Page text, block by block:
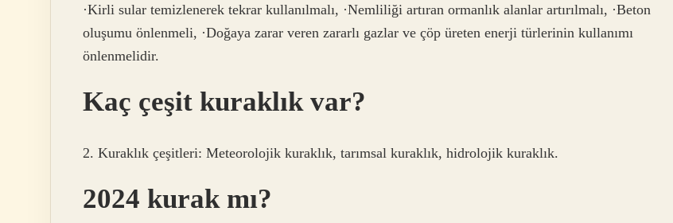
·Kirli sular temizlenerek tekrar kullanılmalı, ·Nemliliği artıran ormanlık alanlar artırılmalı, ·Beton
oluşumu önlenmeli, ·Doğaya zarar veren zararlı gazlar ve çöp üreten enerji türlerinin kullanımı
önlenmelidir.
Kaç çeşit kuraklık var?
2. Kuraklık çeşitleri: Meteorolojik kuraklık, tarımsal kuraklık, hidrolojik kuraklık.
2024 kurak mı?